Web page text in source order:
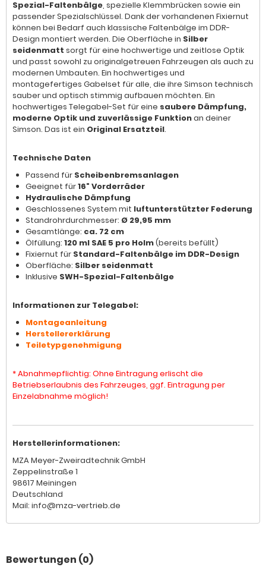
Spezial-Faltenbälge, spezielle Klemmbrücken sowie ein
passender Spezialschlüssel. Dank der vorhandenen Fixiernut
können bei Bedarf auch klassische Faltenbälge im DDR-
Design montiert werden. Die Oberfläche in Silber
seidenmatt sorgt für eine hochwertige und zeitlose Optik
und passt sowohl zu originalgetreuen Fahrzeugen als auch zu
modernen Umbauten. Ein hochwertiges und
montagefertiges Gabelset für alle, die ihre Simson technisch
sauber und optisch stimmig aufbauen möchten. Ein
hochwertiges Telegabel-Set für eine saubere Dämpfung,
moderne Optik und zuverlässige Funktionan deiner
Simson. Das ist ein Original Ersatzteil.
Technische Daten
Passend für Scheibenbremsanlagen
Geeignet für16" Vorderräder
Hydraulische Dämpfung
Geschlossenes System mit luftunterstützter Federung
Standrohrdurchmesser: Ø 29,95 mm
Gesamtlänge: ca. 72 cm
Ölfüllung: 120 ml SAE 5 pro Holm(bereits befüllt)
Fixiernut für Standard-Faltenbälge im DDR-Design
Oberfläche: Silber seidenmatt
Inklusive SWH-Spezial-Faltenbälge
Informationen zur Telegabel:
Montageanleitung
Herstellererklärung
Teiletypgenehmigung
* Abnahmepflichtig: Ohne Eintragung erlischt die
Betriebserlaubnis des Fahrzeuges, ggf. Eintragung per
Einzelabnahme möglich!
Herstellerinformationen:
MZA Meyer-Zweiradtechnik GmbH
Zeppelinstraße 1
98617 Meiningen
Deutschland
Mail: info@mza-vertrieb.de
Bewertungen (0)